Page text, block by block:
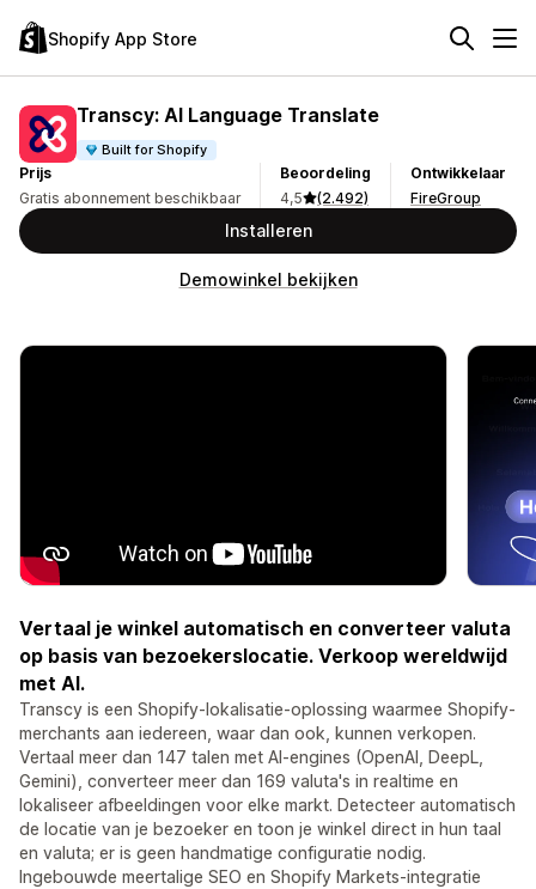
Shopify App Store
Transcy: AI Language Translate
Built for Shopify
Prijs
Gratis abonnement beschikbaar
Beoordeling
4,5
(2.492)
Ontwikkelaar
FireGroup
Installeren
Demowinkel bekijken
Vertaal je winkel automatisch en converteer valuta
op basis van bezoekerslocatie. Verkoop wereldwijd
met AI.
Transcy is een Shopify-lokalisatie-oplossing waarmee Shopify-
merchants aan iedereen, waar dan ook, kunnen verkopen.
Vertaal meer dan 147 talen met AI-engines (OpenAI, DeepL,
Gemini), converteer meer dan 169 valuta's in realtime en
lokaliseer afbeeldingen voor elke markt. Detecteer automatisch
de locatie van je bezoeker en toon je winkel direct in hun taal
en valuta; er is geen handmatige configuratie nodig.
Ingebouwde meertalige SEO en Shopify Markets-integratie